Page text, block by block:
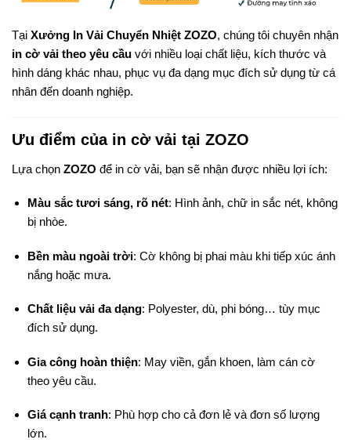
Tại Xưởng In Vải Chuyển Nhiệt ZOZO, chúng tôi chuyên nhận
in cờ vải theo yêu cầu với nhiều loại chất liệu, kích thước và
hình dáng khác nhau, phục vụ đa dạng mục đích sử dụng từ cá
nhân đến doanh nghiệp.
Ưu điểm của in cờ vải tại ZOZO
Lựa chọn ZOZO để in cờ vải, bạn sẽ nhận được nhiều lợi ích:
Màu sắc tươi sáng, rõ nét: Hình ảnh, chữ in sắc nét, không
bị nhòe.
Bền màu ngoài trời: Cờ không bị phai màu khi tiếp xúc ánh
nắng hoặc mưa.
Chất liệu vải đa dạng: Polyester, dù, phi bóng… tùy mục
đích sử dụng.
Gia công hoàn thiện: May viền, gắn khoen, làm cán cờ
theo yêu cầu.
Giá cạnh tranh: Phù hợp cho cả đơn lẻ và đơn số lượng
lớn.